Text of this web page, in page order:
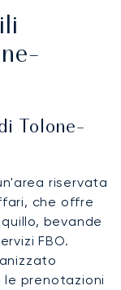
Tolone-
riservata
che offre
bevande
FBO.
prenotazioni